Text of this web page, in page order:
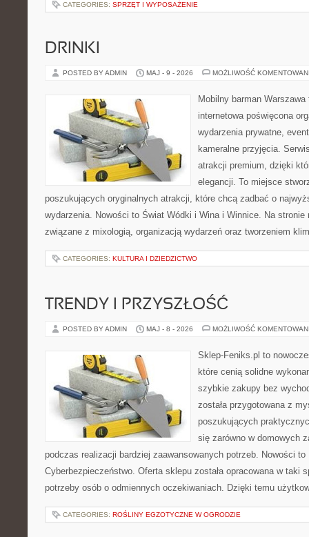
CATEGORIES: SPRZĘT I WYPOSAŻENIE
DRINKI
POSTED BY ADMIN MAJ - 9 - 2026 MOŻLIWOŚĆ
Mobilny barman
internetowa poświęcona
wydarzenia prywatne,
kameralne przyjęcia.
atrakcji premium, dzięki
elegancji. To miejsce
poszukujących oryginalnych atrakcji, które chcą zadbać o
wydarzenia. Nowości to Świat Wódki i Wina i Winnice. Na
związane z mixologią, organizacją wydarzeń oraz tworzeniem
CATEGORIES: KULTURA I DZIEDZICTWO
TRENDY I PRZYSZŁOŚĆ
POSTED BY ADMIN MAJ - 8 - 2026 MOŻLIWOŚĆ
Sklep-Feniks.pl to
które cenią solidne
szybkie zakupy bez
została przygotowana z
poszukujących
się zarówno w domowych
podczas realizacji bardziej zaawansowanych potrzeb. Nowości to
Cyberbezpieczeństwo. Oferta sklepu została opracowana w taki
potrzeby osób o odmiennych oczekiwaniach. Dzięki temu
CATEGORIES: ROŚLINY EGZOTYCZNE W OGRODZIE